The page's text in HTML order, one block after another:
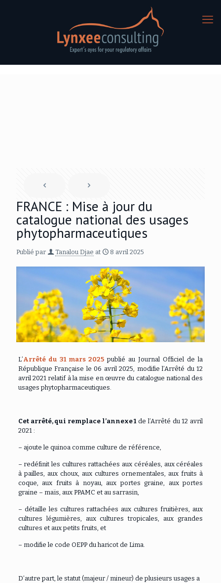
FRANCE : Mise à jour du
catalogue national des usages
phytopharmaceutiques
Publié par Tanalou Djae at 8 avril 2025
L’Arrêté du 31 mars 2025publié au Journal Officiel de la
République Française le 06 avril 2025, modifie l’Arrêté du 12
avril 2021 relatif à la mise en œuvre du catalogue national des
usages phytopharmaceutiques.
Cet arrêté, qui remplace l’annexe 1 de l’Arrêté du 12 avril
2021 :
– ajoute le quinoa comme culture de référence,
– redéfinit les cultures rattachées aux céréales, aux céréales
à pailles, aux choux, aux cultures ornementales, aux fruits à
coque, aux fruits à noyau, aux portes graine, aux portes
graine – maïs, aux PPAMC et au sarrasin,
– détaille les cultures rattachées aux cultures fruitières, aux
cultures légumières, aux cultures tropicales, aux grandes
cultures et aux petits fruits, et
– modifie le code OEPP du haricot de Lima.
D’autre part, le statut (majeur / mineur) de plusieurs usages a